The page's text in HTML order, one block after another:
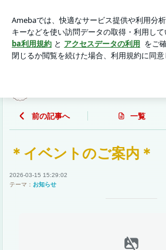
アプリをダウンロードして ブログの更新通知
ょう。
前の記事へ 一覧
＊イベントのご案内＊
2026-03-15 15:29:02
テーマ： お知らせ